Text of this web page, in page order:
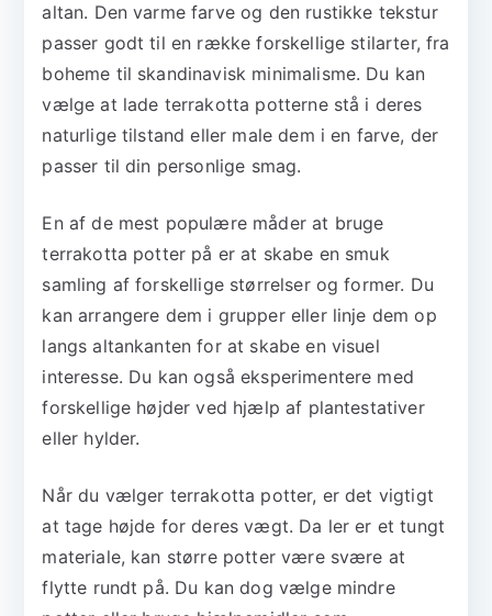
altan. Den varme farve og den rustikke tekstur
passer godt til en række forskellige stilarter, fra
boheme til skandinavisk minimalisme. Du kan
vælge at lade terrakotta potterne stå i deres
naturlige tilstand eller male dem i en farve, der
passer til din personlige smag.
En af de mest populære måder at bruge
terrakotta potter på er at skabe en smuk
samling af forskellige størrelser og former. Du
kan arrangere dem i grupper eller linje dem op
langs altankanten for at skabe en visuel
interesse. Du kan også eksperimentere med
forskellige højder ved hjælp af plantestativer
eller hylder.
Når du vælger terrakotta potter, er det vigtigt
at tage højde for deres vægt. Da ler er et tungt
materiale, kan større potter være svære at
flytte rundt på. Du kan dog vælge mindre